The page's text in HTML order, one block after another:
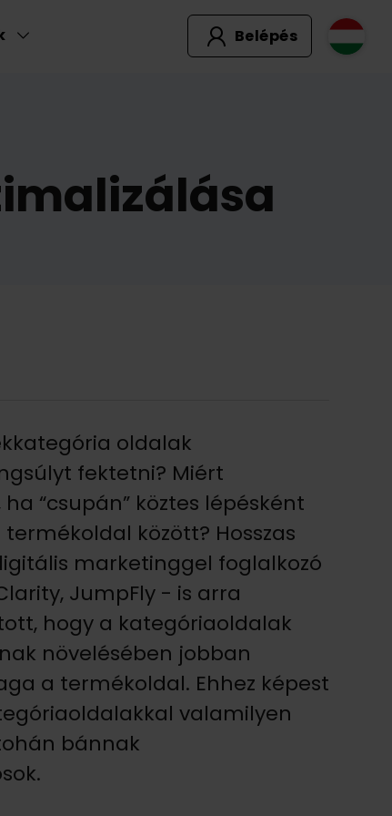
Belépés
oldalak
fektetni? Miért
“csupán” köztes lépésként
között? Hosszas
marketinggel foglalkozó
JumpFly - is arra
hogy a kategóriaoldalak
növelésében jobban
a termékoldal. Ehhez képest
valamilyen
bánnak